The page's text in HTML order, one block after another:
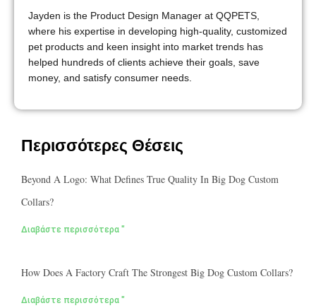
Jayden is the Product Design Manager at QQPETS,
where his expertise in developing high-quality, customized
pet products and keen insight into market trends has
helped hundreds of clients achieve their goals, save
money, and satisfy consumer needs.
Περισσότερες Θέσεις
Beyond A Logo: What Defines True Quality In Big Dog Custom
Collars?
Διαβάστε περισσότερα "
How Does A Factory Craft The Strongest Big Dog Custom Collars?
Διαβάστε περισσότερα "